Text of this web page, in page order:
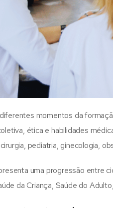
momentos da
ética e habilidades
pediatria, ginecologia,
uma progressão entre
da Criança, Saúde do